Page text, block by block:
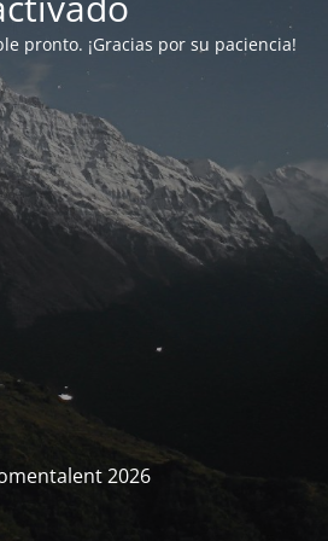
pronto. ¡Gracias por su paciencia!
2026